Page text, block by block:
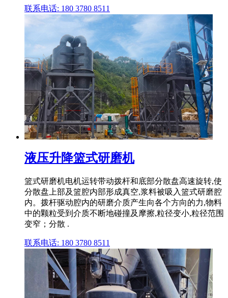
联系电话: 180 3780 8511
液压升降篮式研磨机
篮式研磨机电机运转带动拨杆和底部分散盘高速旋转,使
分散盘上部及篮腔内部形成真空,浆料被吸入篮式研磨腔
内。拨杆驱动腔内的研磨介质产生向各个方向的力,物料
中的颗粒受到介质不断地碰撞及摩擦,粒径变小,粒径范围
变窄；分散 .
联系电话: 180 3780 8511